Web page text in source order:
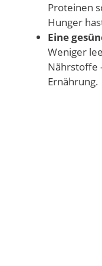
Proteinen
Hunger
Eine
Weniger
Nährstoffe
Ernährung.